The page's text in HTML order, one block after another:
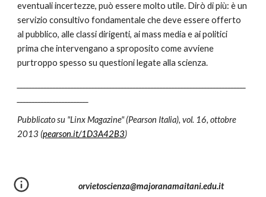
eventuali incertezze, può essere molto utile. Dirò di più: è un
servizio consultivo fondamentale che deve essere offerto
al pubblico, alle classi dirigenti, ai mass media e ai politici
prima che intervengano a sproposito come avviene
purtroppo spesso su questioni legate alla scienza.
Pubblicato su "Linx Magazine" (Pearson Italia), vol. 16, ottobre
2013 (pearson.it/1D3A42B3)
orvietoscienza@majoranamaitani.edu.it